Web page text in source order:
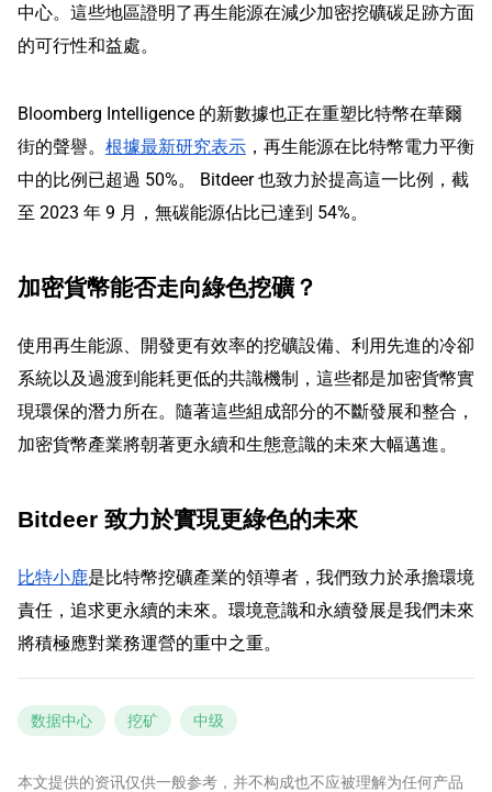
中心。這些地區證明了再生能源在減少加密挖礦碳足跡方面
的可行性和益處。
Bloomberg Intelligence 的新數據也正在重塑比特幣在華爾
街的聲譽。 根據最新研究表示 ，再生能源在比特幣電力平衡
中的比例已超過 50%。 Bitdeer 也致力於提高這一比例，截
至 2023 年 9 月，無碳能源佔比已達到 54%。
加密貨幣能否走向綠色挖礦？
使用再生能源、開發更有效率的挖礦設備、利用先進的冷卻
系統以及過渡到能耗更低的共識機制，這些都是加密貨幣實
現環保的潛力所在。隨著這些組成部分的不斷發展和整合，
加密貨幣產業將朝著更永續和生態意識的未來大幅邁進。
Bitdeer 致力於實現更綠色的未來
比特小鹿是比特幣挖礦產業的領導者，我們致力於承擔環境
責任，追求更永續的未來。環境意識和永續發展是我們未來
將積極應對業務運營的重中之重。
数据中心 挖矿 中级
本文提供的资讯仅供一般参考，并不构成也不应被理解为任何产品